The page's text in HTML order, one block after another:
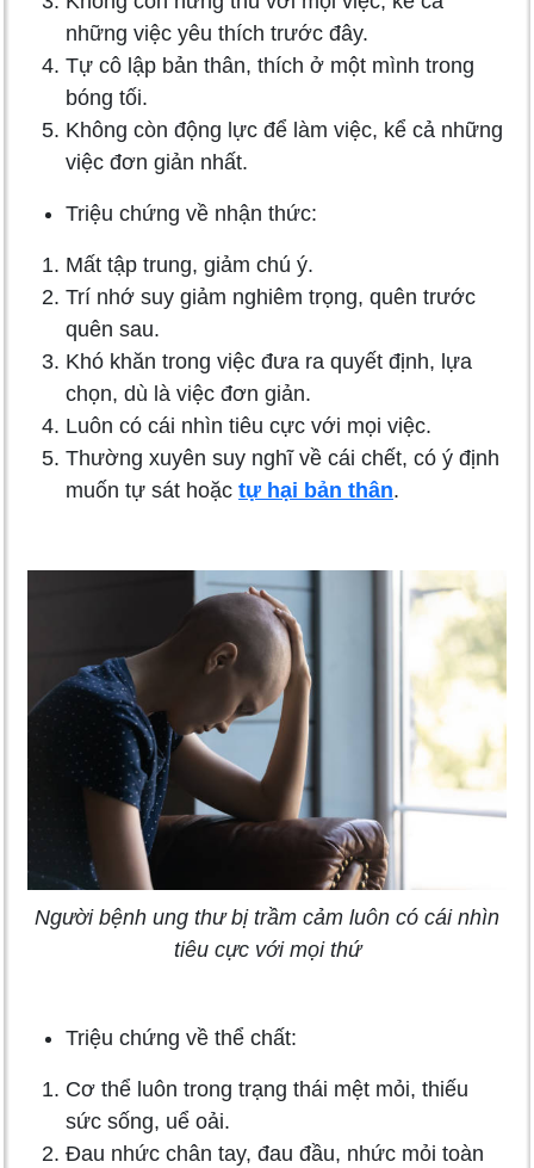
những việc yêu thích trước đây.
Tự cô lập bản thân, thích ở một mình trong
bóng tối.
Không còn động lực để làm việc, kể cả những
việc đơn giản nhất.
Triệu chứng về nhận thức:
Mất tập trung, giảm chú ý.
Trí nhớ suy giảm nghiêm trọng, quên trước
quên sau.
Khó khăn trong việc đưa ra quyết định, lựa
chọn, dù là việc đơn giản.
Luôn có cái nhìn tiêu cực với mọi việc.
Thường xuyên suy nghĩ về cái chết, có ý định
muốn tự sát hoặc tự hại bản thân.
Người bệnh ung thư bị trầm cảm luôn có cái nhìn
tiêu cực với mọi thứ
Triệu chứng về thể chất:
Cơ thể luôn trong trạng thái mệt mỏi, thiếu
sức sống, uể oải.
Đau nhức chân tay, đau đầu, nhức mỏi toàn